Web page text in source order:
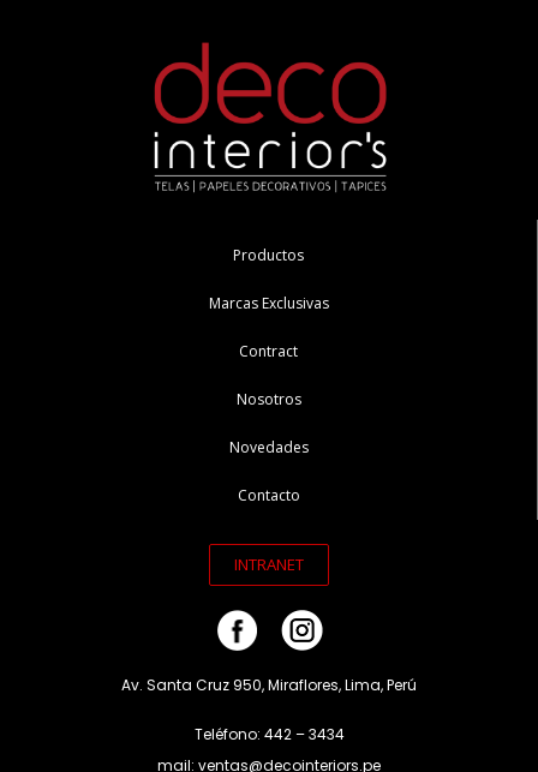
Productos
Marcas Exclusivas
Contract
Nosotros
Novedades
Contacto
INTRANET
Av. Santa Cruz 950, Miraflores, Lima, Perú
Teléfono: 442 – 3434
mail: ventas@decointeriors.pe